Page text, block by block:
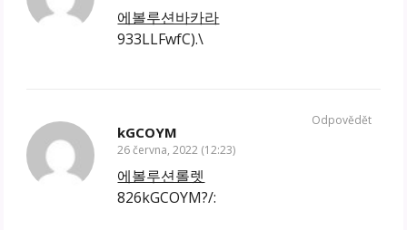
에볼루션바카라
933LLFwfC).\
kGCOYM
26 června, 2022 (12:23)
에볼루션롤렛
826kGCOYM?/:
Odpovědět